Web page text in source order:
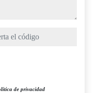
de privacidad